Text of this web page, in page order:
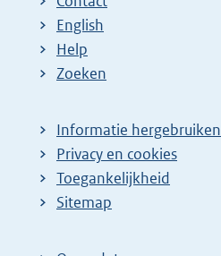
English
Help
Zoeken
Informatie hergebruiken
Privacy en cookies
Toegankelijkheid
Sitemap